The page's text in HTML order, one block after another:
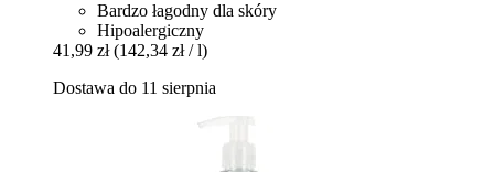
Bardzo łagodny dla skóry
Hipoalergiczny
41,99 zł (142,34 zł / l)
Dostawa do 11 sierpnia